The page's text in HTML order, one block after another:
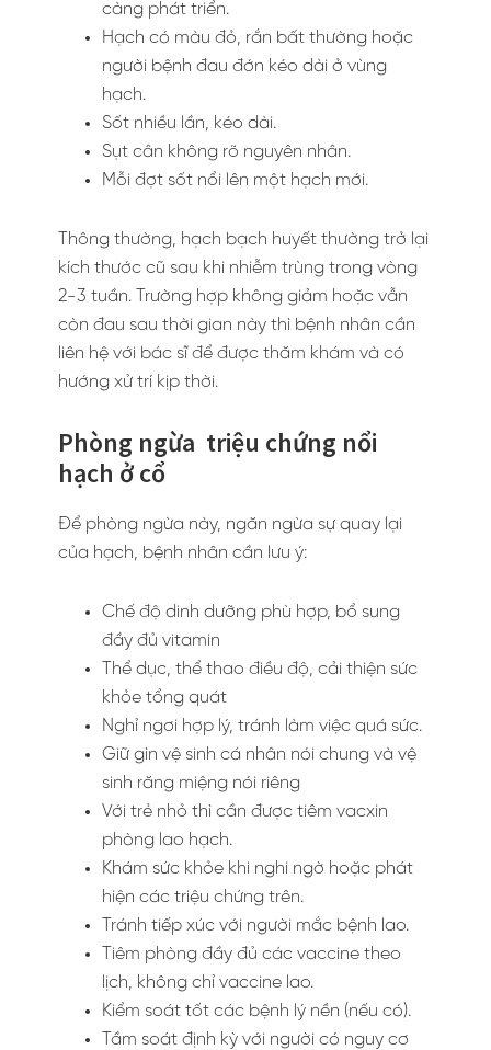
càng phát triển.
Hạch có màu đỏ, rắn bất thường hoặc
người bệnh đau đớn kéo dài ở vùng
hạch.
Sốt nhiều lần, kéo dài.
Sụt cân không rõ nguyên nhân.
Mỗi đợt sốt nổi lên một hạch mới.
Thông thường, hạch bạch huyết thường trở lại
kích thước cũ sau khi nhiễm trùng trong vòng
2-3 tuần. Trường hợp không giảm hoặc vẫn
còn đau sau thời gian này thì bệnh nhân cần
liên hệ với bác sĩ để được thăm khám và có
hướng xử trí kịp thời.
Phòng ngừa triệu chứng nổi
hạch ở cổ
Để phòng ngừa này, ngăn ngừa sự quay lại
của hạch, bệnh nhân cần lưu ý:
Chế độ dinh dưỡng phù hợp, bổ sung
đầy đủ vitamin
Thể dục, thể thao điều độ, cải thiện sức
khỏe tổng quát
Nghỉ ngơi hợp lý, tránh làm việc quá sức.
Giữ gìn vệ sinh cá nhân nói chung và vệ
sinh răng miệng nói riêng
Với trẻ nhỏ thì cần được tiêm vacxin
phòng lao hạch.
Khám sức khỏe khi nghi ngờ hoặc phát
hiện các triệu chứng trên.
Tránh tiếp xúc với người mắc bệnh lao.
Tiêm phòng đầy đủ các vaccine theo
lịch, không chỉ vaccine lao.
Kiểm soát tốt các bệnh lý nền (nếu có).
Tầm soát định kỳ với người có nguy cơ